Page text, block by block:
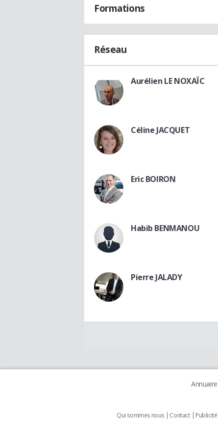
Formations
Réseau
Aurélien LE NOXAÏC
Céline JACQUET
Eric BOIRON
Habib BENMANOU
Pierre JALADY
Qui sommes nous Contact Publicité